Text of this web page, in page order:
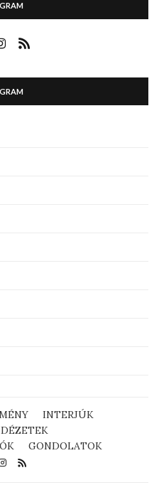
INTERJÚK
GONDOLATOK